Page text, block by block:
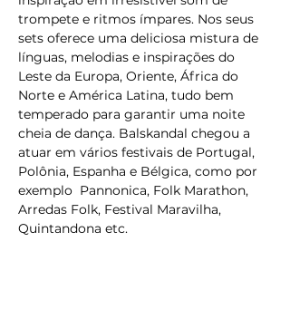
trompete e ritmos ímpares. Nos seus
sets oferece uma deliciosa mistura de
línguas, melodias e inspirações do
Leste da Europa, Oriente, África do
Norte e América Latina, tudo bem
temperado para garantir uma noite
cheia de dança. Balskandal chegou a
atuar em vários festivais de Portugal,
Polônia, Espanha e Bélgica, como por
exemplo  Pannonica, Folk Marathon,
Arredas Folk, Festival Maravilha,
Quintandona etc.